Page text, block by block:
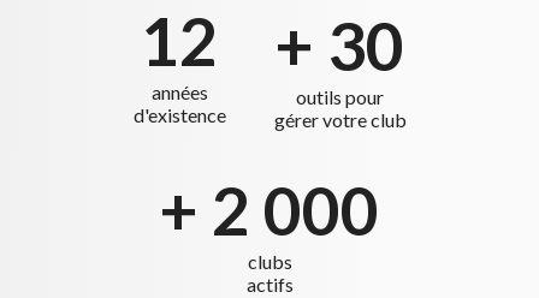
12
années
d'existence
+ 30
outils pour
gérer votre club
+ 2 000
clubs
actifs